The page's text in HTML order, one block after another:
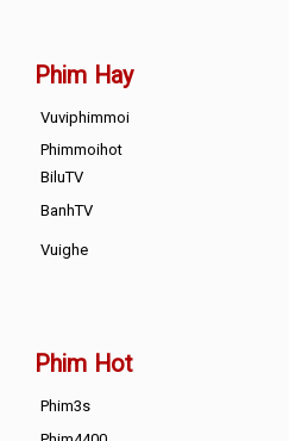
Phim Hay
Vuviphimmoi
Phimmoihot
BiluTV
BanhTV
Vuighe
Phim Hot
Phim3s